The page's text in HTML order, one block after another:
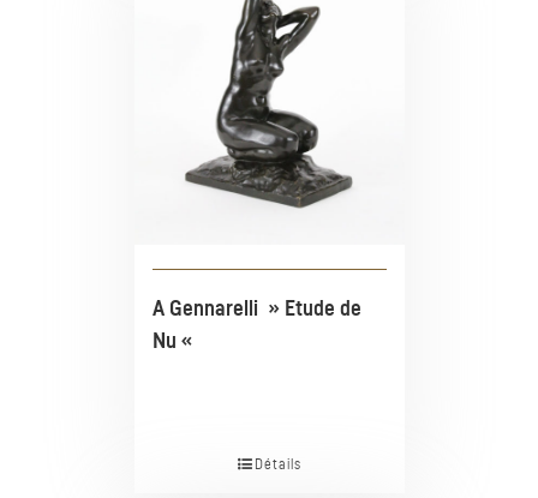
A Gennarelli » Etude de
Nu «
Détails